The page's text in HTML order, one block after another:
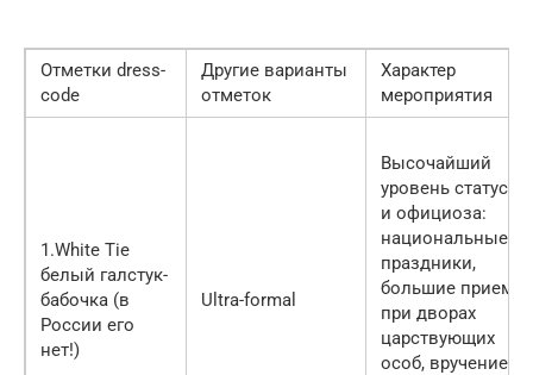
Отметки dress-
code
Другие варианты
отметок
Характер
мероприятия
1.White Tie
белый галстук-
бабочка (в
России его
нет!)
Ultra-formal
Высочайший
уровень статуса
и официоза:
национальные
праздники,
большие приемы
при дворах
царствующих
особ, вручение